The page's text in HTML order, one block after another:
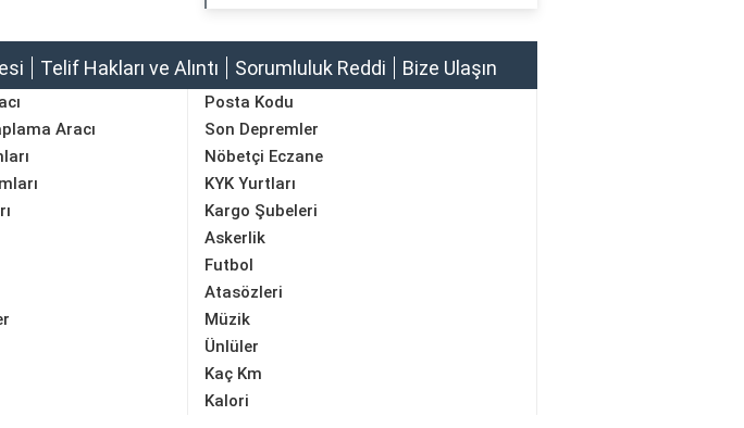
Telif Hakları ve Alıntı Sorumluluk Reddi Bize Ulaşın
Aracı
Posta Kodu
Son Depremler
Nöbetçi Eczane
KYK Yurtları
Kargo Şubeleri
Askerlik
Futbol
Atasözleri
Müzik
Ünlüler
Kaç Km
Kalori